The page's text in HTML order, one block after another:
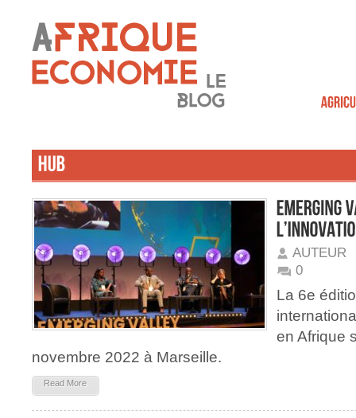
AUTEUR
0
La 6e
en Afrique
novembre 2022 à Marseille.
Read More